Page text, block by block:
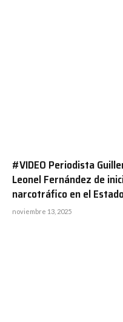
#VIDEO Periodista
Leonel Fernández de
narcotráfico en el
noviembre 13, 2025